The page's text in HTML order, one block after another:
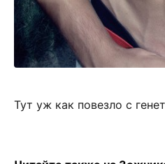
Тут уж как повезло с